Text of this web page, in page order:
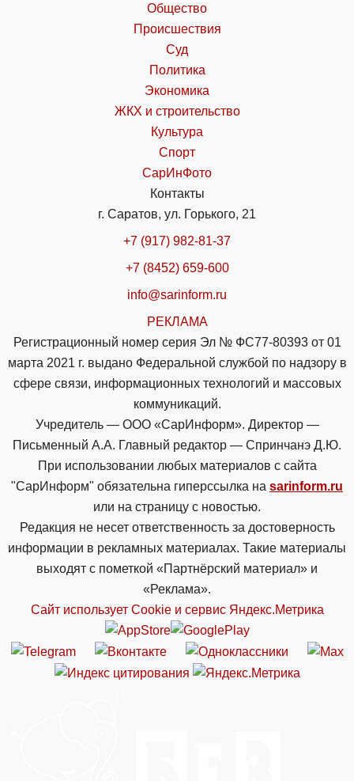
Общество
Происшествия
Суд
Политика
Экономика
ЖКХ и строительство
Культура
Спорт
СарИнФото
Контакты
г. Саратов, ул. Горького, 21
+7 (917) 982-81-37
+7 (8452) 659-600
info@sarinform.ru
РЕКЛАМА
Регистрационный номер серия Эл № ФС77-80393 от 01
марта 2021 г. выдано Федеральной службой по надзору в
сфере связи, информационных технологий и массовых
коммуникаций.
Учредитель — ООО «СарИнформ». Директор —
Письменный А.А. Главный редактор — Спринчанэ Д.Ю.
При использовании любых материалов с сайта
"СарИнформ" обязательна гиперссылка на sarinform.ru
или на страницу с новостью.
Редакция не несет ответственность за достоверность
информации в рекламных материалах. Такие материалы
выходят с пометкой «Партнёрский материал» и
«Реклама».
Сайт использует Cookie и сервиc Яндекс.Метрика